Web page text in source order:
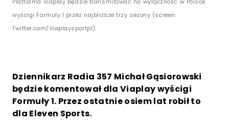
wyścigi Formuły 1 przez najbliższe trzy sezony (screen:
Twitter.com/Viaplaysportpl)
Dziennikarz Radia 357 Michał Gąsiorowski
będzie komentował dla Viaplay wyścigi
Formuły 1. Przez ostatnie osiem lat robił to
dla Eleven Sports.